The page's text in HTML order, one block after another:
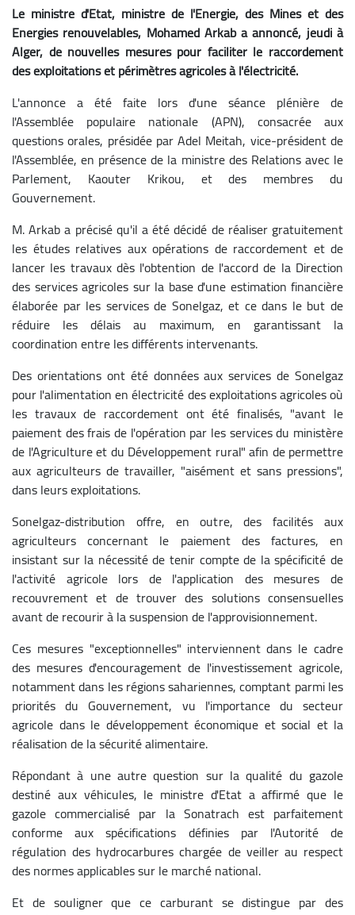
Le ministre d'Etat, ministre de l'Energie, des Mines et des
Energies renouvelables, Mohamed Arkab a annoncé, jeudi à
Alger, de nouvelles mesures pour faciliter le raccordement
des exploitations et périmètres agricoles à l'électricité.
L'annonce a été faite lors d'une séance plénière de
l'Assemblée populaire nationale (APN), consacrée aux
questions orales, présidée par Adel Meitah, vice-président de
l'Assemblée, en présence de la ministre des Relations avec le
Parlement, Kaouter Krikou, et des membres du
Gouvernement.
M. Arkab a précisé qu'il a été décidé de réaliser gratuitement
les études relatives aux opérations de raccordement et de
lancer les travaux dès l'obtention de l'accord de la Direction
des services agricoles sur la base d'une estimation financière
élaborée par les services de Sonelgaz, et ce dans le but de
réduire les délais au maximum, en garantissant la
coordination entre les différents intervenants.
Des orientations ont été données aux services de Sonelgaz
pour l'alimentation en électricité des exploitations agricoles où
les travaux de raccordement ont été finalisés, "avant le
paiement des frais de l'opération par les services du ministère
de l'Agriculture et du Développement rural" afin de permettre
aux agriculteurs de travailler, "aisément et sans pressions",
dans leurs exploitations.
Sonelgaz-distribution offre, en outre, des facilités aux
agriculteurs concernant le paiement des factures, en
insistant sur la nécessité de tenir compte de la spécificité de
l'activité agricole lors de l'application des mesures de
recouvrement et de trouver des solutions consensuelles
avant de recourir à la suspension de l'approvisionnement.
Ces mesures "exceptionnelles" interviennent dans le cadre
des mesures d'encouragement de l'investissement agricole,
notamment dans les régions sahariennes, comptant parmi les
priorités du Gouvernement, vu l'importance du secteur
agricole dans le développement économique et social et la
réalisation de la sécurité alimentaire.
Répondant à une autre question sur la qualité du gazole
destiné aux véhicules, le ministre d'Etat a affirmé que le
gazole commercialisé par la Sonatrach est parfaitement
conforme aux spécifications définies par l'Autorité de
régulation des hydrocarbures chargée de veiller au respect
des normes applicables sur le marché national.
Et de souligner que ce carburant se distingue par des